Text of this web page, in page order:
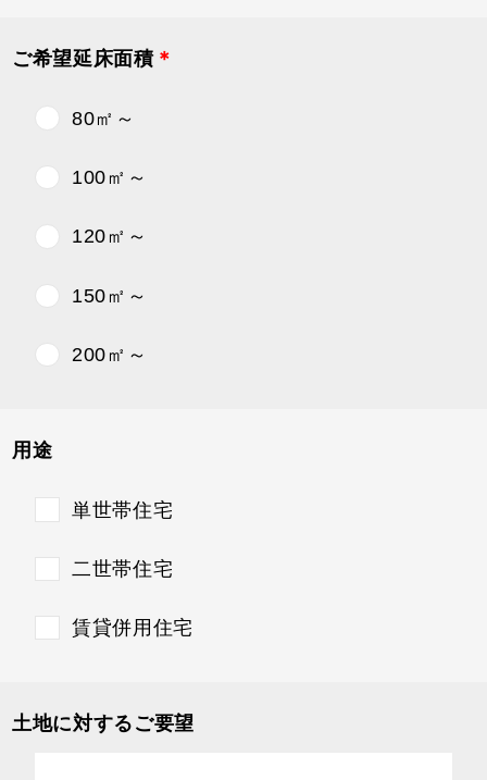
ご希望延床面積＊
80㎡～
100㎡～
120㎡～
150㎡～
200㎡～
用途
単世帯住宅
二世帯住宅
賃貸併用住宅
土地に対するご要望